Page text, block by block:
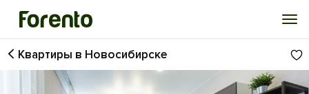
Войти
Квартиры в Новосибирске